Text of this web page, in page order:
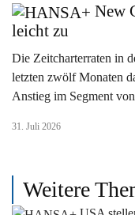
New
leicht zu
Die Zeitcharterraten in
letzten zwölf Monaten
Anstieg im Segment
31. Juli 2026
Weitere